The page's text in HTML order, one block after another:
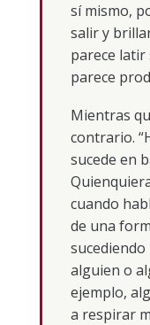
sí mismo,
salir y
parece
parece
Mientras
contrario.
sucede en
cuando
de una
alguien o
ejemplo,
a respirar